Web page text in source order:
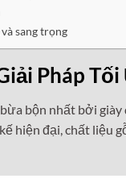
sang trọng
Pháp
bộn nhất bởi
hiện đại, chất liệu